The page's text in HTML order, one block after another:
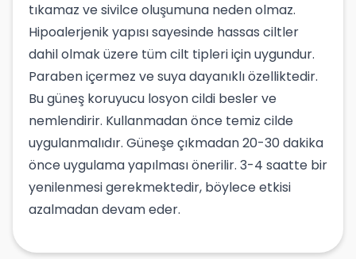
tıkamaz ve sivilce oluşumuna neden olmaz.
Hipoalerjenik yapısı sayesinde hassas ciltler
dahil olmak üzere tüm cilt tipleri için uygundur.
Paraben içermez ve suya dayanıklı özelliktedir.
Bu güneş koruyucu losyon cildi besler ve
nemlendirir. Kullanmadan önce temiz cilde
uygulanmalıdır. Güneşe çıkmadan 20-30 dakika
önce uygulama yapılması önerilir. 3-4 saatte bir
yenilenmesi gerekmektedir, böylece etkisi
azalmadan devam eder.